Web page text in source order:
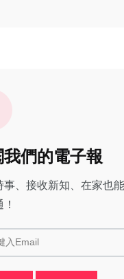
我們的電子報
事、接收新知、在家也
入Email